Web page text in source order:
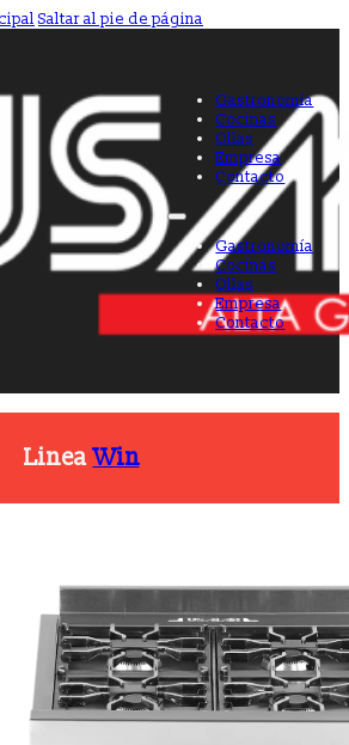
Saltar al pie de página
Gastronomía
Cocinas
Ollas
Empresa
Contacto
Gastronomía
Cocinas
Ollas
Empresa
Contacto
Linea Win